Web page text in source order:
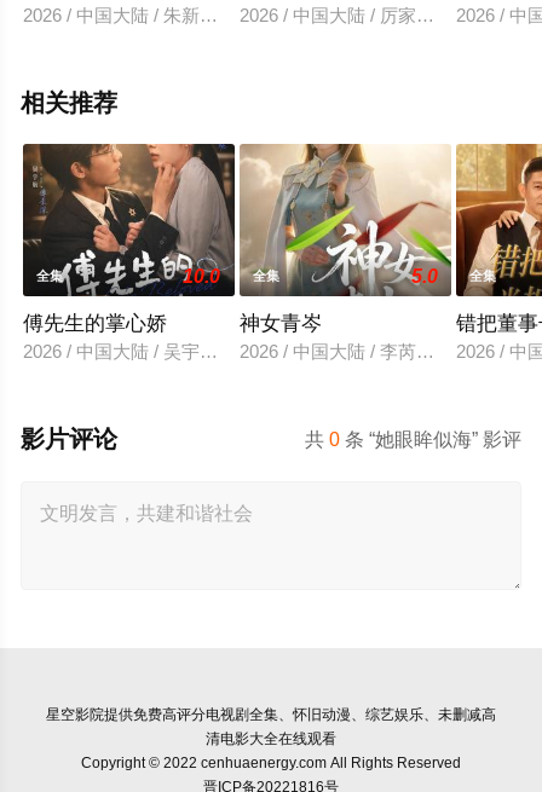
2026 / 中国大陆 / 朱新辉＆洪奕昕2026 / 中国大陆 / 厉家兵＆锦沅2026 / 中
相关推荐
全集 10.0
傅先生的掌心娇
2026 / 中国大陆 / 吴宇航＆郑千亦
全集 5.0
神女青岑
2026 / 中国大陆 / 李芮峤＆张媛媛
全集
错把董
2026 / 中
共0 条 “她眼眸似海” 影评
影片评论
星空影院提供免费高评分电视剧全集、怀旧动漫、综艺娱乐、未删减高
清电影大全在线观看
Copyright © 2022 cenhuaenergy.com All Rights Reserved
晋ICP备20221816号